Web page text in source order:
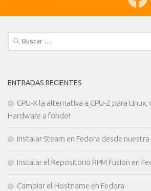
Buscar:
ENTRADAS RECIENTES
CPU-X la alternativa a CPU-Z para
Hardware a fondo!
Instalar Steam en Fedora desde nuestra
Instalar el Repositorio RPM Fusion en
Cambiar el Hostname en Fedora